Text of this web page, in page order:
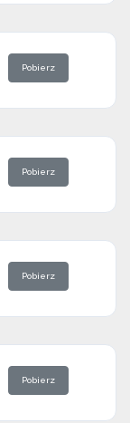
Pobierz
Pobierz
Pobierz
Pobierz